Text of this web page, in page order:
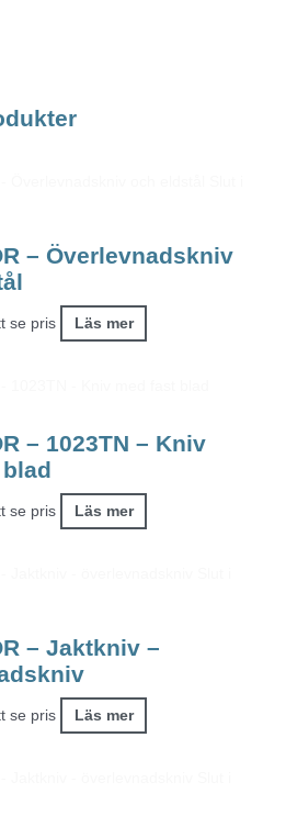
– Överlevnadskniv
se pris Läs mer
– 1023TN – Kniv
se pris Läs mer
– Jaktkniv –
se pris Läs mer